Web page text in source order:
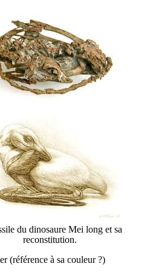
du dinosaure Mei long et sa
reconstitution.
(référence à sa couleur ?)